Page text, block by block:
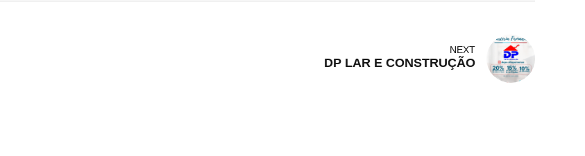
NEXT
DP LAR E CONSTRUÇÃO